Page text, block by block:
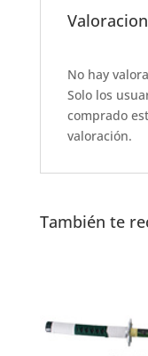
e
o
o
k
s
No hay
Solo los
comprado
valoración.
También te